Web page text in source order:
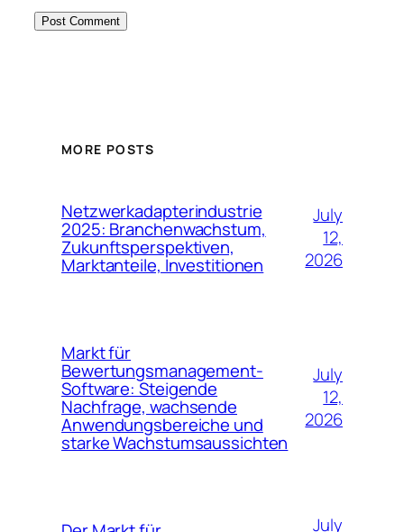
MORE POSTS
Netzwerkadapterindustrie
2025: Branchenwachstum,
Zukunftsperspektiven,
Marktanteile, Investitionen
July
12,
2026
Markt für
Bewertungsmanagement-
Software: Steigende
Nachfrage, wachsende
Anwendungsbereiche und
starke Wachstumsaussichten
July
12,
2026
July